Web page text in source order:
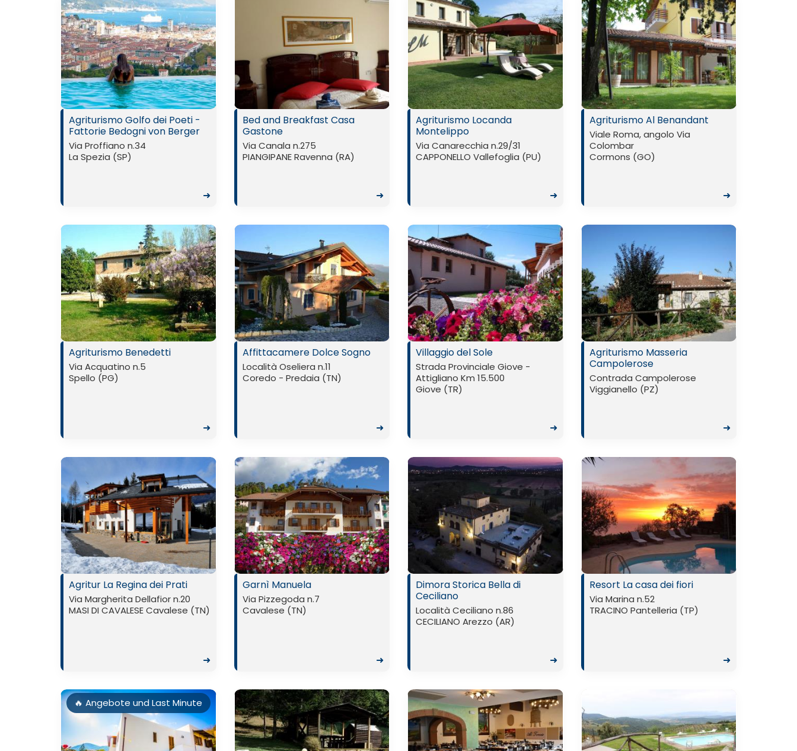
Agriturismo Golfo dei Poeti -
Fattorie Bedogni von Berger
Via Proffiano n.34
La Spezia (SP)
➜
Bed and Breakfast Casa
Gastone
Via Canala n.275
PIANGIPANE Ravenna (RA)
➜
Agriturismo Locanda
Montelippo
Via Canarecchia n.29/31
CAPPONELLO Vallefoglia (PU)
➜
Agriturismo Al Benandant
Viale Roma, angolo Via
Colombar
Cormons (GO)
➜
Agriturismo Benedetti
Via Acquatino n.5
Spello (PG)
➜
Affittacamere Dolce Sogno
Località Oseliera n.11
Coredo - Predaia (TN)
➜
Villaggio del Sole
Strada Provinciale Giove -
Attigliano Km 15.500
Giove (TR)
➜
Agriturismo Masseria
Campolerose
Contrada Campolerose
Viggianello (PZ)
➜
Agritur La Regina dei Prati
Via Margherita Dellafior n.20
MASI DI CAVALESE Cavalese (TN)
➜
Garnì Manuela
Via Pizzegoda n.7
Cavalese (TN)
➜
Dimora Storica Bella di
Ceciliano
Località Ceciliano n.86
CECILIANO Arezzo (AR)
➜
Resort La casa dei fiori
Via Marina n.52
TRACINO Pantelleria (TP)
➜
🔥 Angebote und Last Minute